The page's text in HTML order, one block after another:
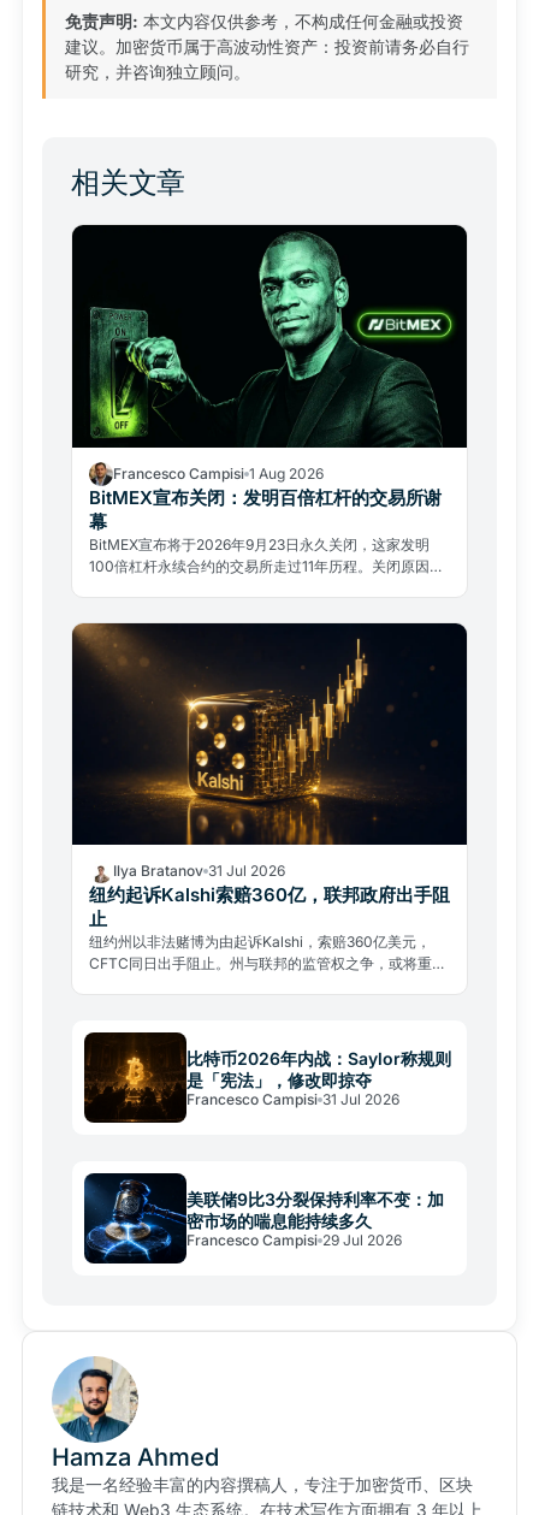
免责声明: 本文内容仅供参考，不构成任何金融或投资
建议。加密货币属于高波动性资产：投资前请务必自行
研究，并咨询独立顾问。
相关文章
Francesco Campisi 1 Aug 2026
BitMEX宣布关闭：发明百倍杠杆的交易所谢
幕
BitMEX宣布将于2026年9月23日永久关闭，这家发明
100倍杠杆永续合约的交易所走过11年历程。关闭原因不
Ilya Bratanov 31 Jul 2026
纽约起诉Kalshi索赔360亿，联邦政府出手阻
止
纽约州以非法赌博为由起诉Kalshi，索赔360亿美元，
CFTC同日出手阻止。州与联邦的监管权之争，或将重塑
比特币2026年内战：Saylor称规则
是「宪法」，修改即掠夺
Francesco Campisi 31 Jul 2026
美联储9比3分裂保持利率不变：加
密市场的喘息能持续多久
Francesco Campisi 29 Jul 2026
Hamza Ahmed
我是一名经验丰富的内容撰稿人，专注于加密货币、区块
链技术和 Web3 生态系统。在技术写作方面拥有 3 年以上